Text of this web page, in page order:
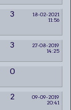
3
18-02-2021
11:56
3
27-08-2019
14:25
0
2
09-09-2019
20:41